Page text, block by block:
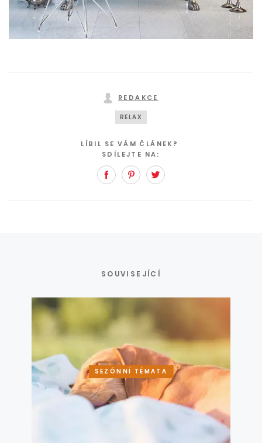
REDAKCE
RELAX
LÍBIL SE VÁM ČLÁNEK?
SDÍLEJTE NA:
FacebookPinterest
SOUVISEJÍCÍ
SEZÓNNÍ TÉMATA